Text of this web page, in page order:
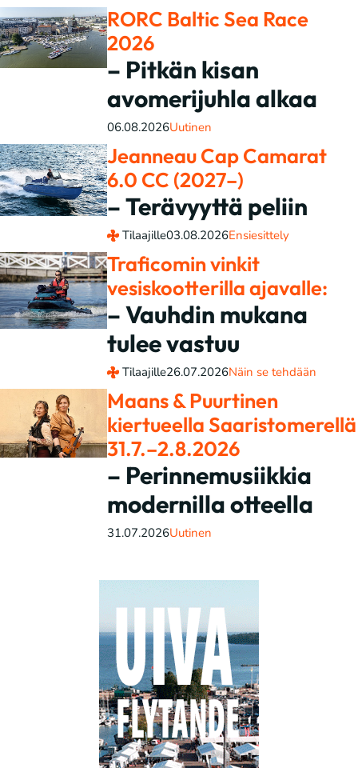
RORC Baltic Sea Race
2026
– Pitkän kisan
avomerijuhla alkaa
06.08.2026Uutinen
Jeanneau Cap Camarat
6.0 CC (2027–)
– Terävyyttä peliin
Tilaajille03.08.2026Ensiesittely
Traficomin vinkit
vesiskootterilla ajavalle:
– Vauhdin mukana
tulee vastuu
Tilaajille26.07.2026Näin se tehdään
Maans & Puurtinen
kiertueella Saaristomerellä
31.7.–2.8.2026
– Perinnemusiikkia
modernilla otteella
31.07.2026Uutinen